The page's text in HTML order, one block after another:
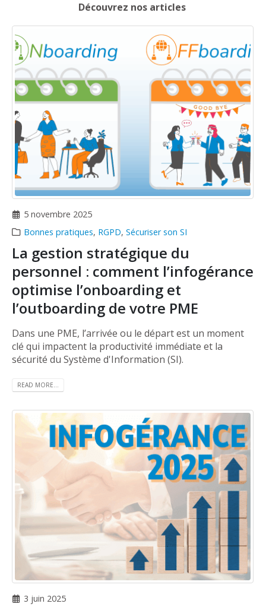
Découvrez nos articles
5 novembre 2025
Bonnes pratiques, RGPD,Sécuriser son SI
La gestion stratégique du
personnel : comment l’infogérance
optimise l’onboarding et
l’outboarding de votre PME
Dans une PME, l’arrivée ou le départ est un moment
clé qui impactent la productivité immédiate et la
sécurité du Système d'Information (SI).
READ MORE...
3 juin 2025